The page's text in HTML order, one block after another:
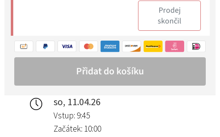
so, 11.04.26
Vstup: 9:45
Začátek: 10:00